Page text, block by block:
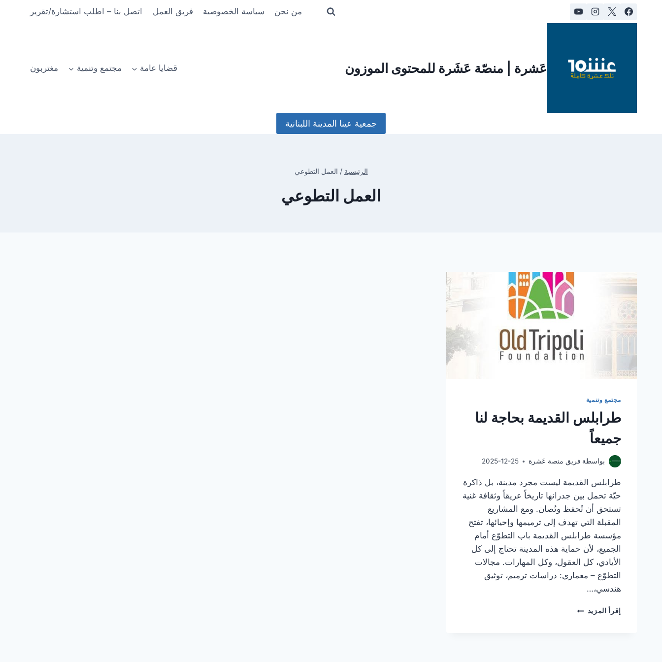
من نحن سياسة الخصوصية فريق العمل اتصل بنا – اطلب استشارة/تقرير
عَشرة | منصّة عَشَرة للمحتوى الموزون قضايا عامة مجتمع وتنمية مغتربون
جمعية عينا المدينة اللبنانية
الرئيسية / العمل التطوعي
العمل التطوعي
مجتمع وتنمية
طرابلس القديمة بحاجة لنا
جميعاً
بواسطة فريق منصة عَشرة 2025-12-25
طرابلس القديمة ليست مجرد مدينة، بل ذاكرة
حيّة تحمل بين جدرانها تاريخاً عريقاً وثقافة غنية
تستحق أن تُحفظ وتُصان. ومع المشاريع
المقبلة التي تهدف إلى ترميمها وإحيائها، تفتح
مؤسسة طرابلس القديمة باب التطوّع أمام
الجميع، لأن حماية هذه المدينة تحتاج إلى كل
الأيادي، كل العقول، وكل المهارات. مجالات
التطوّع – معماري: دراسات ترميم، توثيق
هندسي،…
إقرأ المزيد طرابلس